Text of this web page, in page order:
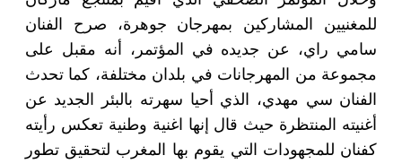
للمغنيين المشاركين بمهرجان جوهرة، صرح الفنان
سامي راي، عن جديده في المؤتمر، أنه مقبل على
مجموعة من المهرجانات في بلدان مختلفة، كما تحدث
الفنان سي مهدي، الذي أحيا سهرته بالبئر الجديد عن
أغنيته المنتظرة حيث قال إنها اغنية وطنية تعكس رأيته
كفنان للمجهودات التي يقوم بها المغرب لتحقيق تطور